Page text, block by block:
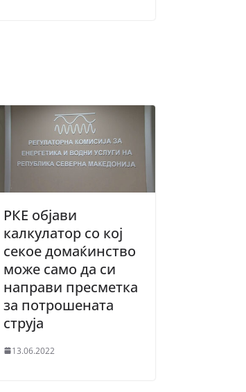
РКЕ објави
калкулатор со кој
секое домаќинство
може само да си
направи пресметка
за потрошената
струја
13.06.2022